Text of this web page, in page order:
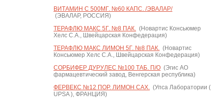
ВИТАМИН С 500МГ. №60 КАПС. /ЭВАЛАР/
(ЭВАЛАР, РОССИЯ)
ТЕРАФЛЮ МАКС 5Г. №8 ПАК.(Новартис Консьюмер
Хелс С.А., Швейцарская Конфедерация)
ТЕРАФЛЮ МАКС ЛИМОН 5Г. №8 ПАК.(Новартис
Консьюмер Хелс С.А., Швейцарская Конфедерация)
СОРБИФЕР ДУРУЛЕС №100 ТАБ. П/О(Эгис АО
фармацевтический завод, Венгерская республика)
ФЕРВЕКС №12 ПОР. ЛИМОН САХ.(Упса Лаборатории (
UPSA ), ФРАНЦИЯ)